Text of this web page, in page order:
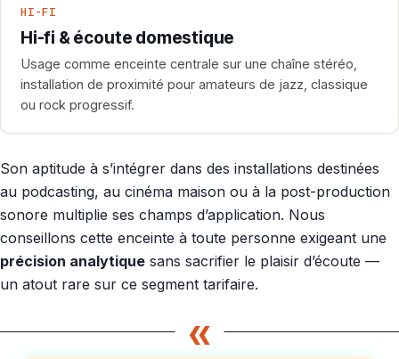
HI-FI
Hi-fi & écoute domestique
Usage comme enceinte centrale sur une chaîne stéréo,
installation de proximité pour amateurs de jazz, classique
ou rock progressif.
Son aptitude à s’intégrer dans des installations destinées
au podcasting, au cinéma maison ou à la post-production
sonore multiplie ses champs d’application. Nous
conseillons cette enceinte à toute personne exigeant une
précision analytique sans sacrifier le plaisir d’écoute —
un atout rare sur ce segment tarifaire.
«